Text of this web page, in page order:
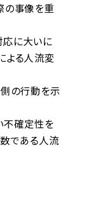
の事像を重
応に大いに
よる人流変
の行動を示
不確定性を
である人流